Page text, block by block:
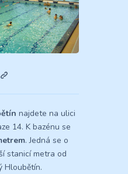
najdete na ulici
14. K bazénu se
. Jedná se o
stanicí metra od
Hloubětín.